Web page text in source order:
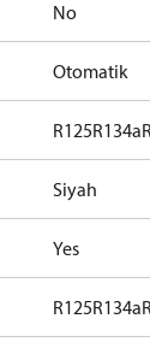
No
Otomatik
R125R134a
Siyah
Yes
R125R134a